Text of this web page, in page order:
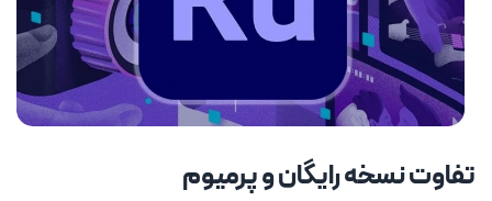
تفاوت نسخه رایگان و پرمیوم